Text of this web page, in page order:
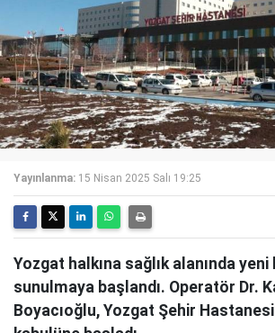
Yayınlanma: 15 Nisan 2025 Salı 19:25
Yozgat halkına sağlık alanında
sunulmaya başlandı. Operatör Dr.
Boyacıoğlu, Yozgat Şehir